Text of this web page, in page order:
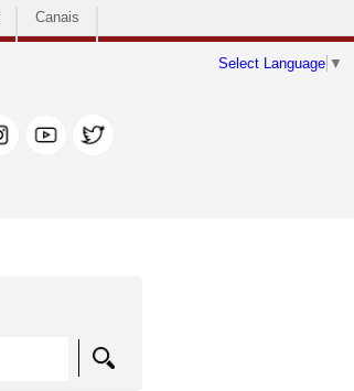
Canais
Select Language ▼